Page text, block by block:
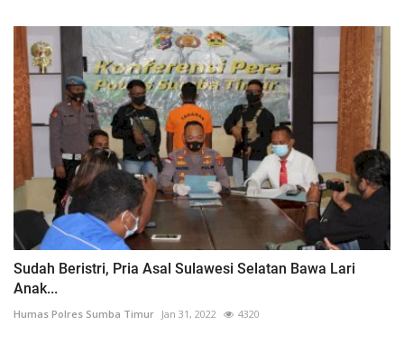
Sudah Beristri, Pria Asal Sulawesi Selatan Bawa Lari
Anak...
Humas Polres Sumba Timur Jan 31, 2022 4320